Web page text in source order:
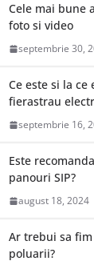
Cele mai bune
foto si video
septembrie 30,
Ce este si la
fierastrau
septembrie 16,
Este
panouri SIP?
august 18, 2024
Ar trebui sa
poluarii?